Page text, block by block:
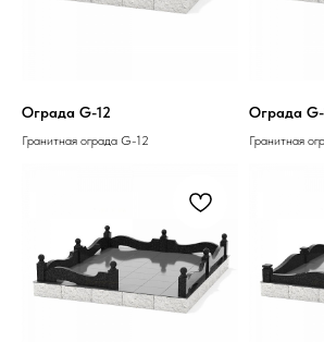
Ограда G-12
Гранитная ограда G-12
Ограда G-
Гранитная